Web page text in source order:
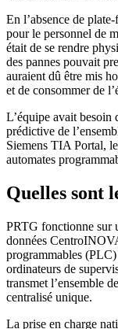
En l’absence de
pour le personnel de
était de se rendre
des pannes pouvait
auraient dû être mis
et de consommer de
L’équipe avait besoin
prédictive de
Siemens TIA Portal,
automates
Quelles sont
PRTG fonctionne sur
données
programmables
ordinateurs de
transmet l’ensemble
centralisé unique.
La prise en charge